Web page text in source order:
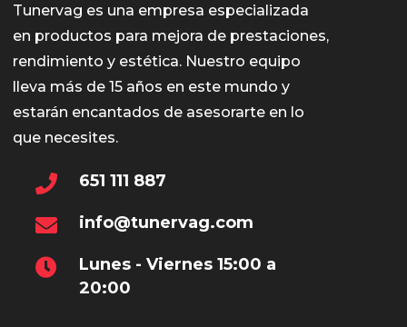
Tunervag es una empresa especializada
en productos para mejora de prestaciones,
rendimiento y estética. Nuestro equipo
lleva más de 15 años en este mundo y
estarán encantados de asesorarte en lo
que necesites.
651 111 887
info@tunervag.com
Lunes - Viernes 15:00 a
20:00